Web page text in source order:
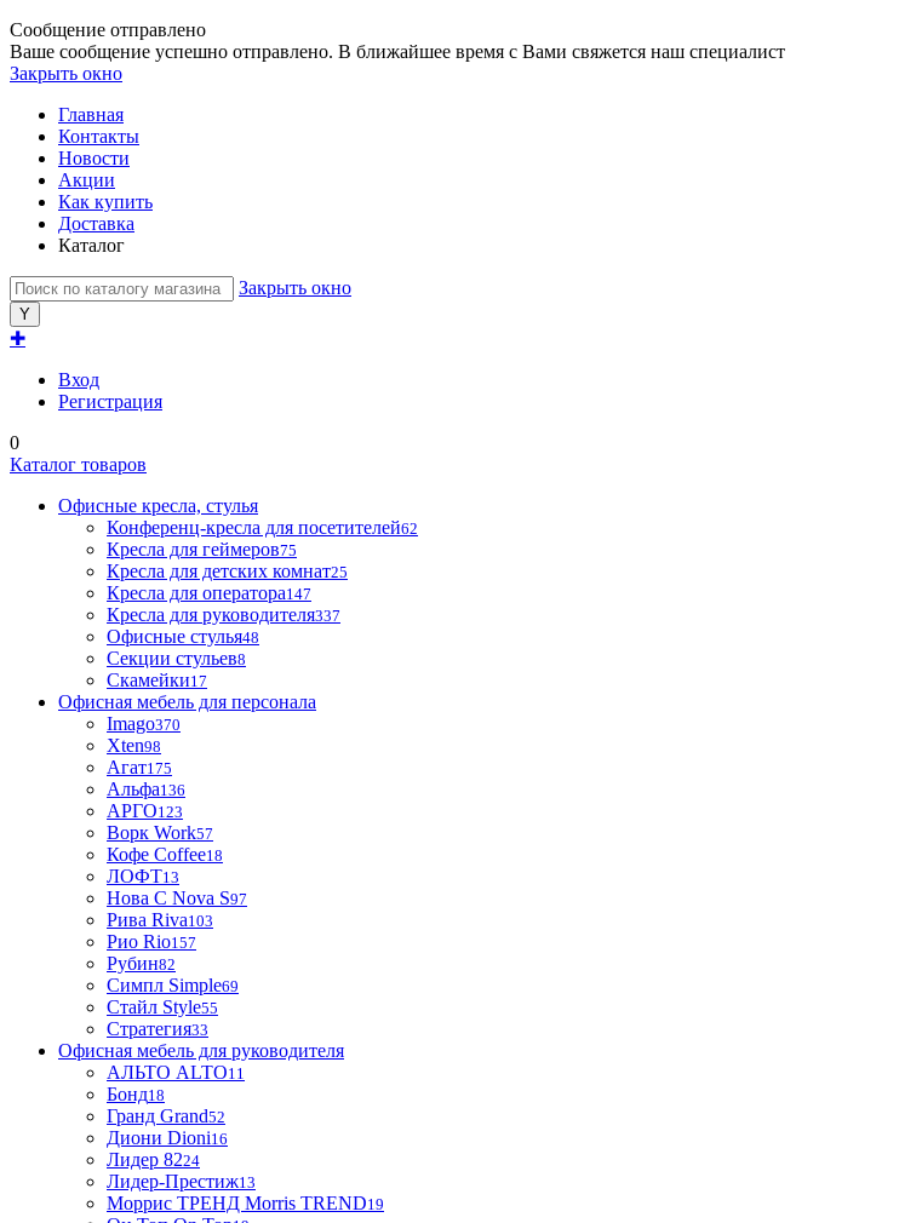
Сообщение отправлено
Ваше сообщение успешно отправлено. В ближайшее время с Вами свяжется наш специалист
Закрыть окно
Главная
Контакты
Новости
Акции
Как купить
Доставка
Каталог
Закрыть окно
✚
Вход
Регистрация
0
Каталог товаров
Офисные кресла, стулья
Конференц-кресла для посетителей62
Кресла для геймеров75
Кресла для детских комнат25
Кресла для оператора147
Кресла для руководителя337
Офисные стулья48
Секции стульев8
Скамейки17
Офисная мебель для персонала
Imago370
Xten98
Агат175
Альфа136
АРГО123
Ворк Work57
Кофе Coffee18
ЛОФТ13
Нова С Nova S97
Рива Riva103
Рио Rio157
Рубин82
Симпл Simple69
Стайл Style55
Стратегия33
Офисная мебель для руководителя
АЛЬТО ALTO11
Бонд18
Гранд Grand52
Диони Dioni16
Лидер 8224
Лидер-Престиж13
Моррис ТРЕНД Morris TREND19